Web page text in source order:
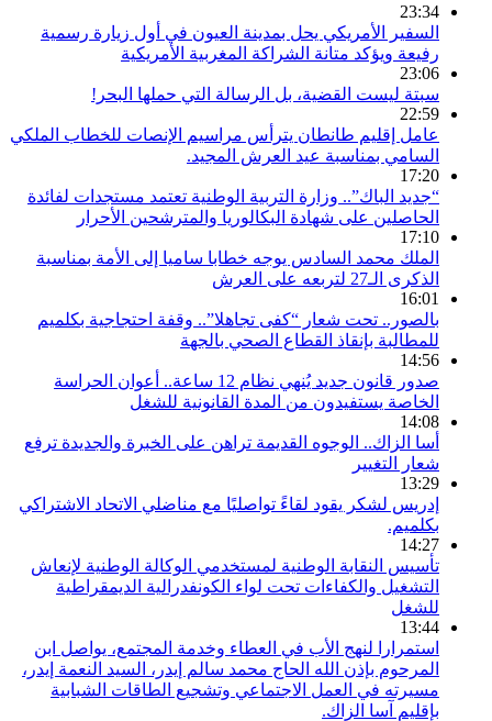
23:34
السفير الأمريكي يحل بمدينة العيون في أول زيارة رسمية
رفيعة ويؤكد متانة الشراكة المغربية الأمريكية
23:06
سبتة ليست القضية، بل الرسالة التي حملها البحر!
22:59
عامل إقليم طانطان يترأس مراسيم الإنصات للخطاب الملكي
السامي بمناسبة عيد العرش المجيد.
17:20
“جديد الباك”.. وزارة التربية الوطنية تعتمد مستجدات لفائدة
الحاصلين على شهادة البكالوريا والمترشحين الأحرار
17:10
الملك محمد السادس يوجه خطابا ساميا إلى الأمة بمناسبة
الذكرى الـ27 لتربعه على العرش
16:01
بالصور.. تحت شعار “كفى تجاهلا”.. وقفة احتجاجية بكلميم
للمطالبة بإنقاذ القطاع الصحي بالجهة
14:56
صدور قانون جديد يُنهي نظام 12 ساعة.. أعوان الحراسة
الخاصة يستفيدون من المدة القانونية للشغل
14:08
أسا الزاك.. الوجوه القديمة تراهن على الخبرة والجديدة ترفع
شعار التغيير
13:29
إدريس لشكر يقود لقاءً تواصليًا مع مناضلي الاتحاد الاشتراكي
بكلميم.
14:27
تأسيس النقابة الوطنية لمستخدمي الوكالة الوطنية لإنعاش
التشغيل والكفاءات تحت لواء الكونفدرالية الديمقراطية
للشغل
13:44
استمرارا لنهج الأب في العطاء وخدمة المجتمع، يواصل ابن
المرحوم بإذن الله الحاج محمد سالم إيدر، السيد النعمة إيدر،
مسيرته في العمل الاجتماعي وتشجيع الطاقات الشبابية
بإقليم آسا الزاك.